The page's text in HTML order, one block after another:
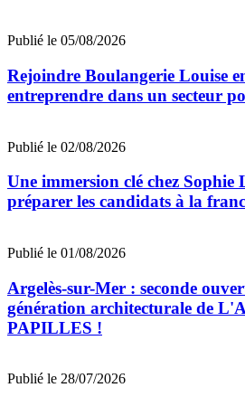
Publié le 05/08/2026
Rejoindre Boulangerie Louise
entreprendre dans un secteur
Publié le 02/08/2026
Une immersion clé chez
préparer les candidats à la
Publié le 01/08/2026
Argelès-sur-Mer : seconde
génération architecturale de
PAPILLES !
Publié le 28/07/2026